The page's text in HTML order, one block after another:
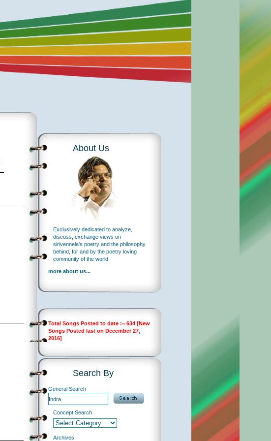
About Us
Exclusively dedicated to analyze,
discuss, exchange views on
sirivennela's poetry and the philosophy
behind, for and by the poetry loving
community of the world
more about us...
Total Songs Posted to date := 634 [New
Songs Posted last on December 27,
2016]
Search By
General Search
Concept Search
Archives